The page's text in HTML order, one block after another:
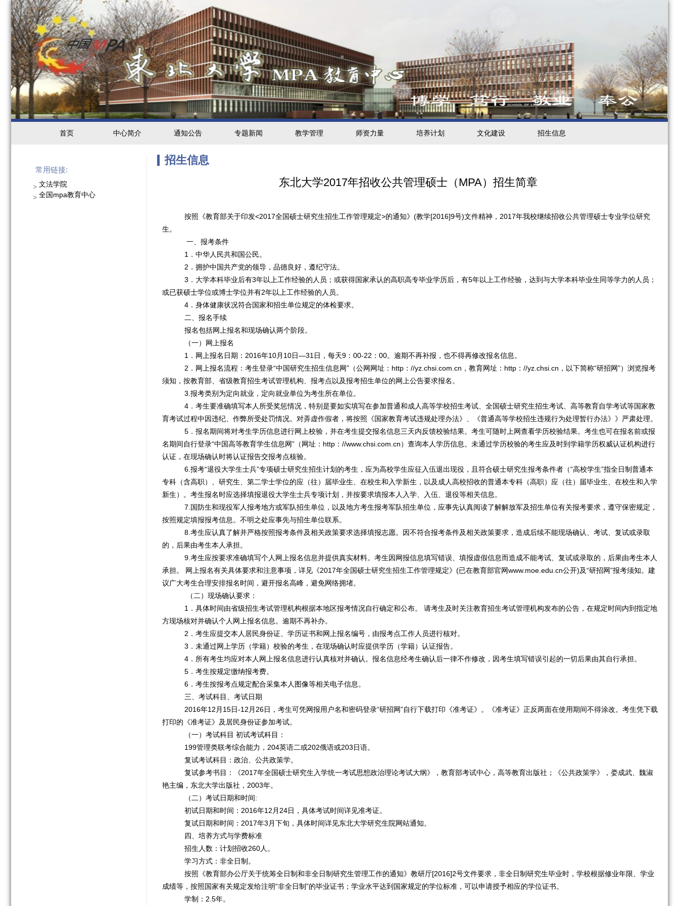
首页 中心简介 通知公告 专题新闻 教学管理 师资力量 培养计划 文化建设 招生信息
常用链接:
> 文法学院
> 全国mpa教育中心
招生信息
东北大学2017年招收公共管理硕士（MPA）招生简章
按照《教育部关于印发<2017全国硕士研究生招生工作管理规定>的通知》(教学[2016]9号)文件精神，2017年我校继续招收公共管理硕士专业学位研究
生。
一、报考条件
1．中华人民共和国公民。
2．拥护中国共产党的领导，品德良好，遵纪守法。
3．大学本科毕业后有3年以上工作经验的人员；或获得国家承认的高职高专毕业学历后，有5年以上工作经验，达到与大学本科毕业生同等学力的人员；
或已获硕士学位或博士学位并有2年以上工作经验的人员。
4．身体健康状况符合国家和招生单位规定的体检要求。
二、报名手续
报名包括网上报名和现场确认两个阶段。
（一）网上报名
1．网上报名日期：2016年10月10日—31日，每天9：00-22：00。逾期不再补报，也不得再修改报名信息。
2．网上报名流程：考生登录“中国研究生招生信息网”（公网网址：http：//yz.chsi.com.cn，教育网址：http：//yz.chsi.cn，以下简称“研招网”）浏览报考
须知，按教育部、省级教育招生考试管理机构、报考点以及报考招生单位的网上公告要求报名。
3.报考类别为定向就业，定向就业单位为考生所在单位。
4．考生要准确填写本人所受奖惩情况，特别是要如实填写在参加普通和成人高等学校招生考试、全国硕士研究生招生考试、高等教育自学考试等国家教
育考试过程中因违纪、作弊所受处罚情况。对弄虚作假者，将按照《国家教育考试违规处理办法》、《普通高等学校招生违规行为处理暂行办法》》严肃处理。
5．报名期间将对考生学历信息进行网上校验，并在考生提交报名信息三天内反馈校验结果。考生可随时上网查看学历校验结果。考生也可在报名前或报
名期间自行登录“中国高等教育学生信息网”（网址：http：//www.chsi.com.cn）查询本人学历信息。未通过学历校验的考生应及时到学籍学历权威认证机构进行
认证，在现场确认时将认证报告交报考点核验。
6.报考“退役大学生士兵”专项硕士研究生招生计划的考生，应为高校学生应征入伍退出现役，且符合硕士研究生报考条件者（“高校学生”指全日制普通本
专科（含高职）、研究生、第二学士学位的应（往）届毕业生、在校生和入学新生，以及成人高校招收的普通本专科（高职）应（往）届毕业生、在校生和入学
新生）。考生报名时应选择填报退役大学生士兵专项计划，并按要求填报本人入学、入伍、退役等相关信息。
7.国防生和现役军人报考地方或军队招生单位，以及地方考生报考军队招生单位，应事先认真阅读了解解放军及招生单位有关报考要求，遵守保密规定，
按照规定填报报考信息。不明之处应事先与招生单位联系。
8.考生应认真了解并严格按照报考条件及相关政策要求选择填报志愿。因不符合报考条件及相关政策要求，造成后续不能现场确认、考试、复试或录取
的，后果由考生本人承担。
9.考生应按要求准确填写个人网上报名信息并提供真实材料。考生因网报信息填写错误、填报虚假信息而造成不能考试、复试或录取的，后果由考生本人
承担。 网上报名有关具体要求和注意事项，详见《2017年全国硕士研究生招生工作管理规定》(已在教育部官网www.moe.edu.cn公开)及“研招网”报考须知。建
议广大考生合理安排报名时间，避开报名高峰，避免网络拥堵。
（二）现场确认要求：
1．具体时间由省级招生考试管理机构根据本地区报考情况自行确定和公布。 请考生及时关注教育招生考试管理机构发布的公告，在规定时间内到指定地
方现场核对并确认个人网上报名信息。逾期不再补办。
2．考生应提交本人居民身份证、学历证书和网上报名编号，由报考点工作人员进行核对。
3．未通过网上学历（学籍）校验的考生，在现场确认时应提供学历（学籍）认证报告。
4．所有考生均应对本人网上报名信息进行认真核对并确认。报名信息经考生确认后一律不作修改，因考生填写错误引起的一切后果由其自行承担。
5．考生按规定缴纳报考费。
6．考生按报考点规定配合采集本人图像等相关电子信息。
三、考试科目、考试日期
2016年12月15日-12月26日，考生可凭网报用户名和密码登录“研招网”自行下载打印《准考证》。《准考证》正反两面在使用期间不得涂改。考生凭下载
打印的《准考证》及居民身份证参加考试。
（一）考试科目 初试考试科目：
199管理类联考综合能力，204英语二或202俄语或203日语。
复试考试科目：政治、公共政策学。
复试参考书目：《2017年全国硕士研究生入学统一考试思想政治理论考试大纲》，教育部考试中心，高等教育出版社；《公共政策学》，娄成武、魏淑
艳主编，东北大学出版社，2003年。
（二）考试日期和时间:
初试日期和时间：2016年12月24日，具体考试时间详见准考证。
复试日期和时间：2017年3月下旬，具体时间详见东北大学研究生院网站通知。
四、培养方式与学费标准
招生人数：计划招收260人。
学习方式：非全日制。
按照《教育部办公厅关于统筹全日制和非全日制研究生管理工作的通知》教研厅[2016]2号文件要求，非全日制研究生毕业时，学校根据修业年限、学业
成绩等，按照国家有关规定发给注明“非全日制”的毕业证书；学业水平达到国家规定的学位标准，可以申请授予相应的学位证书。
学制：2.5年。